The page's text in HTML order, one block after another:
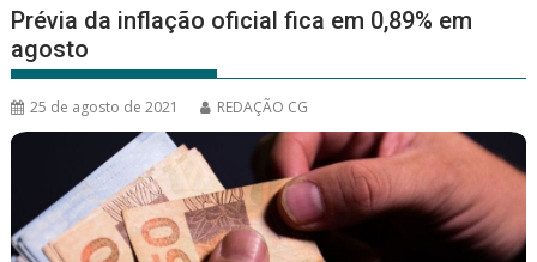
Prévia da inflação oficial fica em 0,89% em
agosto
25 de agosto de 2021 REDAÇÃO CG